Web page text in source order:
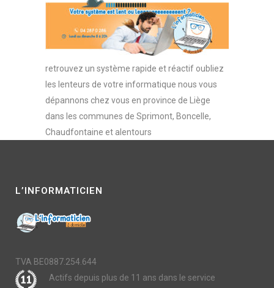
retrouvez un système rapide et réactif oubliez
les lenteurs de votre informatique nous vous
dépannons chez vous en province de Liège
dans les communes de Sprimont, Boncelle,
Chaudfontaine et alentours
L’INFORMATICIEN
TVA BE0887.254.644
Actifs depuis plus de 11 ans dans le service